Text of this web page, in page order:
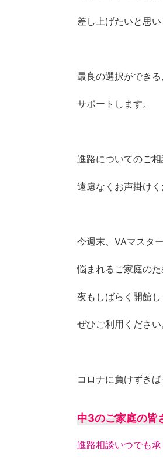
差し上げたいと思い
最良の選択ができる
サポートします。
進路についてのご相
遠慮なくお声掛けく
今週末、VAマスタ
悩まれるご家庭のた
夜もしばらく開館
ぜひご利用ください
コロナに負けずきば
中3のご家庭の皆
進路相談いつでも承